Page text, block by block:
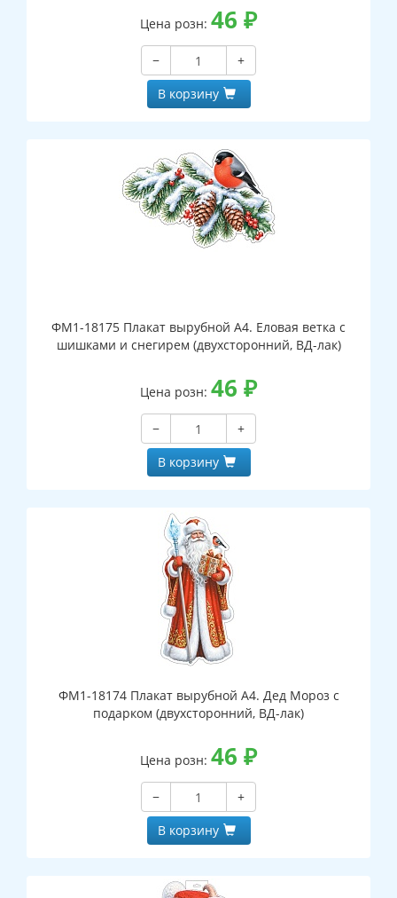
Цена розн: 46 ₽
−
+
В корзину
ФМ1-18175 Плакат вырубной А4. Еловая ветка с
шишками и снегирем (двухсторонний, ВД-лак)
Цена розн: 46 ₽
−
+
В корзину
ФМ1-18174 Плакат вырубной А4. Дед Мороз с
подарком (двухсторонний, ВД-лак)
Цена розн: 46 ₽
−
+
В корзину